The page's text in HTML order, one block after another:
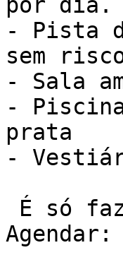
- Pista
sem
- Sala
-
prata
-
Agendar: